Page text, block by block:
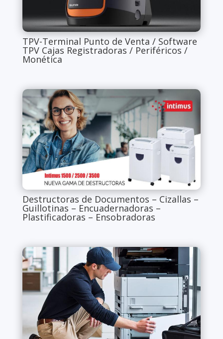
TPV-Terminal Punto de Venta / Software
TPV Cajas Registradoras / Periféricos /
Monética
Destructoras de Documentos – Cizallas –
Guillotinas – Encuadernadoras –
Plastificadoras – Ensobradoras